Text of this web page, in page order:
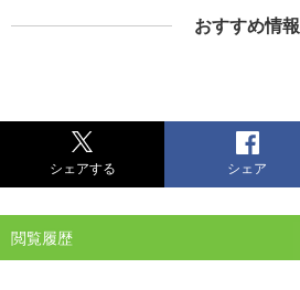
おすすめ情報
シェアする シェア
閲覧履歴